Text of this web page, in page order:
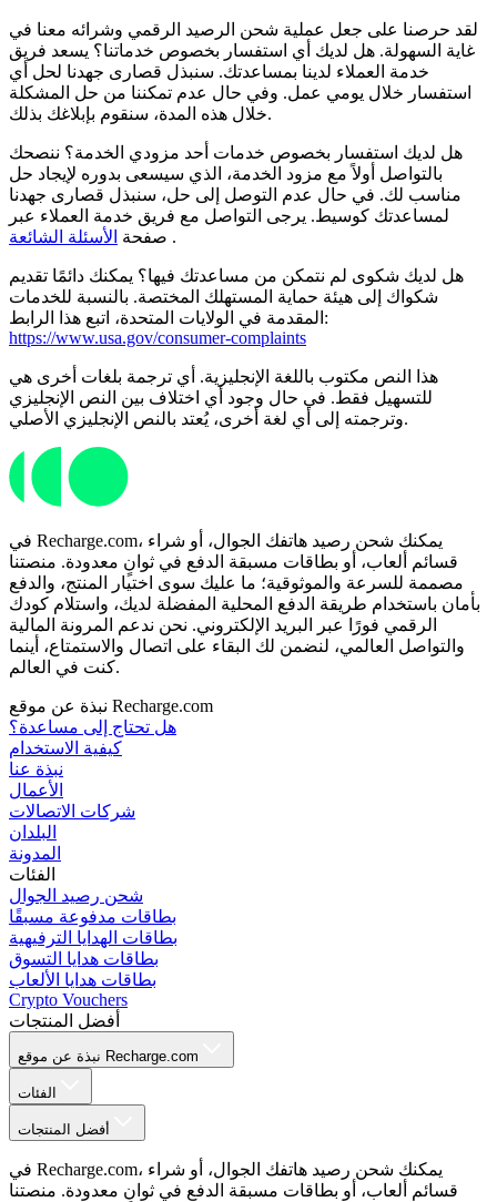
لقد حرصنا على جعل عملية شحن الرصيد الرقمي وشرائه معنا في
غاية السهولة. هل لديك أي استفسار بخصوص خدماتنا؟ يسعد فريق
خدمة العملاء لدينا بمساعدتك. سنبذل قصارى جهدنا لحل أي
استفسار خلال يومي عمل. وفي حال عدم تمكننا من حل المشكلة
خلال هذه المدة، سنقوم بإبلاغك بذلك.
هل لديك استفسار بخصوص خدمات أحد مزودي الخدمة؟ ننصحك
بالتواصل أولاً مع مزود الخدمة، الذي سيسعى بدوره لإيجاد حل
مناسب لك. في حال عدم التوصل إلى حل، سنبذل قصارى جهدنا
لمساعدتك كوسيط. يرجى التواصل مع فريق خدمة العملاء عبر
صفحة الأسئلة الشائعة .
هل لديك شكوى لم نتمكن من مساعدتك فيها؟ يمكنك دائمًا تقديم
شكواك إلى هيئة حماية المستهلك المختصة. بالنسبة للخدمات
المقدمة في الولايات المتحدة، اتبع هذا الرابط:
https://www.usa.gov/consumer-complaints
هذا النص مكتوب باللغة الإنجليزية. أي ترجمة بلغات أخرى هي
للتسهيل فقط. في حال وجود أي اختلاف بين النص الإنجليزي
وترجمته إلى أي لغة أخرى، يُعتد بالنص الإنجليزي الأصلي.
في Recharge.com، يمكنك شحن رصيد هاتفك الجوال، أو شراء
قسائم ألعاب، أو بطاقات مسبقة الدفع في ثوانٍ معدودة. منصتنا
مصممة للسرعة والموثوقية؛ ما عليك سوى اختيار المنتج، والدفع
بأمان باستخدام طريقة الدفع المحلية المفضلة لديك، واستلام كودك
الرقمي فورًا عبر البريد الإلكتروني. نحن ندعم المرونة المالية
والتواصل العالمي، لنضمن لك البقاء على اتصال والاستمتاع، أينما
كنت في العالم.
نبذة عن موقع Recharge.com
هل تحتاج إلى مساعدة؟
كيفية الاستخدام
نبذة عنا
الأعمال
شركات الاتصالات
البلدان
المدونة
الفئات
شحن رصيد الجوال
بطاقات مدفوعة مسبقًا
بطاقات الهدايا الترفيهية
بطاقات هدايا التسوق
بطاقات هدايا الألعاب
Crypto Vouchers
أفضل المنتجات
نبذة عن موقع Recharge.com
الفئات
أفضل المنتجات
في Recharge.com، يمكنك شحن رصيد هاتفك الجوال، أو شراء
قسائم ألعاب، أو بطاقات مسبقة الدفع في ثوانٍ معدودة. منصتنا